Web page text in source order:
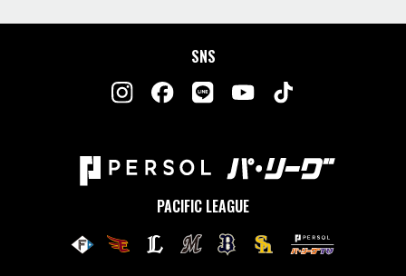
SNS
PACIFIC LEAGUE